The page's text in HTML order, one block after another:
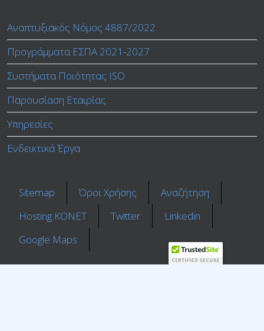
Αναπτυξιακός Νόμος 4887/2022
Προγράμματα ΕΣΠΑ 2021-2027
Συστήματα Ποιότητας ISO
Παρουσίαση Εταιρίας
Υπηρεσίες
Ενδεικτικά Έργα
Sitemap Όροι Χρήσης
Αναζήτηση
Ηosting ΚΟΝΕΤ
Twitter
Linkedin
Google Maps